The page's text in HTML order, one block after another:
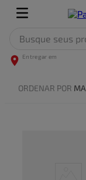
TERMOS MAIS
ORDENAR POR